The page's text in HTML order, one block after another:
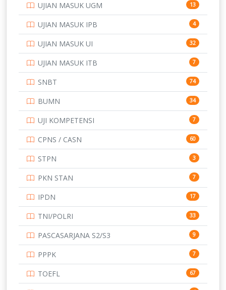
SMA 146
SMK 231
SMP 134
STIP 2
153
345
UNIVERSITAS AIRLANGGA 15
16
15
15
14
14
UNIVERSITAS CENDRAWASIH 14
15
219
UJIAN MASUK UGM 13
UJIAN MASUK IPB 4
UJIAN MASUK UI 32
UJIAN MASUK ITB 7
SNBT 74
BUMN 34
UJI KOMPETENSI 7
CPNS / CASN 60
STPN 3
PKN STAN 7
IPDN 17
TNI/POLRI 33
PASCASARJANA S2/S3 9
PPPK 7
TOEFL 67